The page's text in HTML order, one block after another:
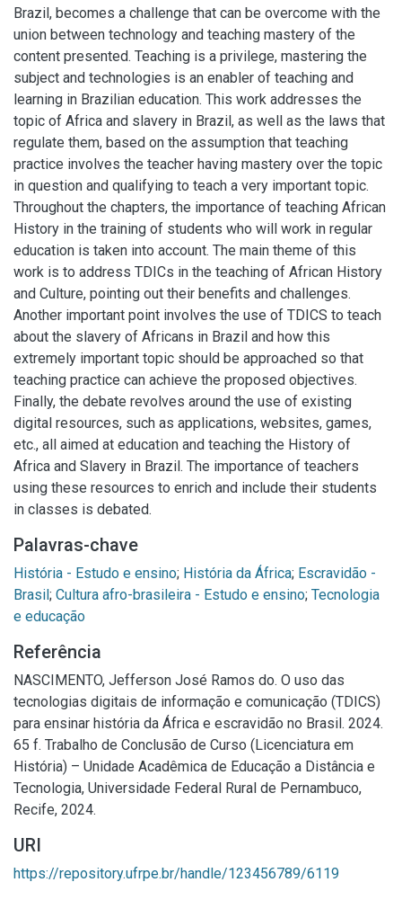
Brazil, becomes a challenge that can be overcome with the
union between technology and teaching mastery of the
content presented. Teaching is a privilege, mastering the
subject and technologies is an enabler of teaching and
learning in Brazilian education. This work addresses the
topic of Africa and slavery in Brazil, as well as the laws that
regulate them, based on the assumption that teaching
practice involves the teacher having mastery over the topic
in question and qualifying to teach a very important topic.
Throughout the chapters, the importance of teaching African
History in the training of students who will work in regular
education is taken into account. The main theme of this
work is to address TDICs in the teaching of African History
and Culture, pointing out their benefits and challenges.
Another important point involves the use of TDICS to teach
about the slavery of Africans in Brazil and how this
extremely important topic should be approached so that
teaching practice can achieve the proposed objectives.
Finally, the debate revolves around the use of existing
digital resources, such as applications, websites, games,
etc., all aimed at education and teaching the History of
Africa and Slavery in Brazil. The importance of teachers
using these resources to enrich and include their students
in classes is debated.
Palavras-chave
História - Estudo e ensino; História da África; Escravidão -
Brasil; Cultura afro-brasileira - Estudo e ensino; Tecnologia
e educação
Referência
NASCIMENTO, Jefferson José Ramos do. O uso das
tecnologias digitais de informação e comunicação (TDICS)
para ensinar história da África e escravidão no Brasil. 2024.
65 f. Trabalho de Conclusão de Curso (Licenciatura em
História) – Unidade Acadêmica de Educação a Distância e
Tecnologia, Universidade Federal Rural de Pernambuco,
Recife, 2024.
URI
https://repository.ufrpe.br/handle/123456789/6119